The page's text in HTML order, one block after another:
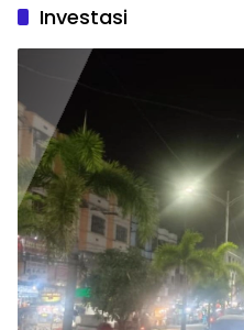
Investasi